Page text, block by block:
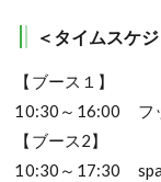
＜タイムスケ
【ブース１】
10:30～16:00 フ
【ブース2】
10:30～17:30